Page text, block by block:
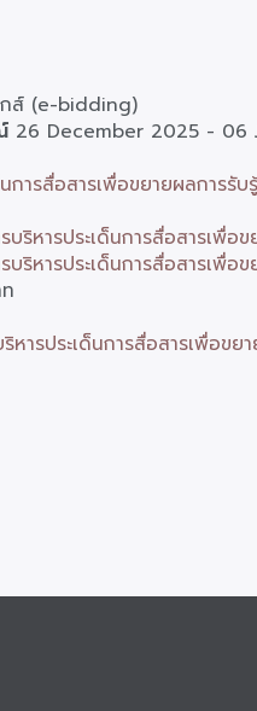
กส์ (e-bidding)
26 December 2025 - 06
นการสื่อสารเพื่อขยายผลการ
รบริหารประเด็นการสื่อสารเ
รบริหารประเด็นการสื่อสารเ
ริหารประเด็นการสื่อสารเพื่อ